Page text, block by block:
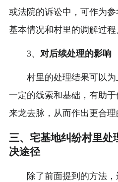
或法院的诉讼中，可作为
基本情况和村里的调解过程
3、 对后续处理的影响
村里的处理结果可以
一定的线索和基础，有助
来龙去脉，从而作出更合理
三、宅基地纠纷村里处
决途径
除了前面提到的方法